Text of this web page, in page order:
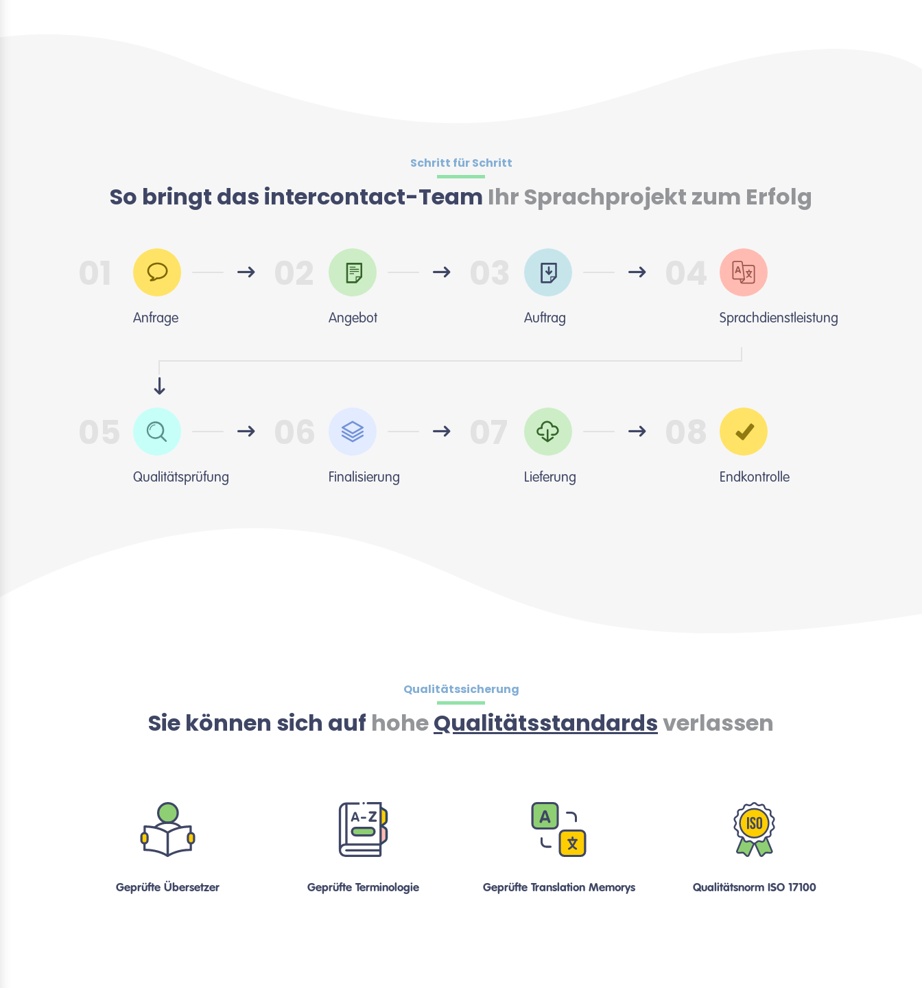
Schritt für Schritt
So bringt das intercontact-Team Ihr Sprachprojekt zum Erfolg
Anfrage Angebot Auftrag Sprachdienstleistung
Qualitätsprüfung Finalisierung Lieferung Endkontrolle
Qualitätssicherung
Sie können sich auf hoheQualitätsstandardsverlassen
Geprüfte Übersetzer Geprüfte Terminologie Geprüfte Translation Memorys Qualitätsnorm ISO 17100